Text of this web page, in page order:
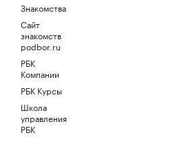
Знакомства
Сайт
знакомств
podbor.ru
РБК
Компании
РБК Курсы
Школа
управления
РБК